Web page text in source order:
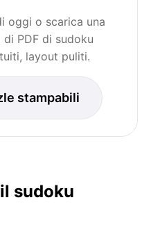
oggi o scarica una
PDF di sudoku
layout puliti.
stampabili
sudoku